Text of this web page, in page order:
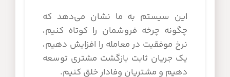
این سیستم به ما نشان می‌دهد که
چگونه چرخه فروشمان را کوتاه کنیم،
نرخ موفقیت در معامله را افزایش دهیم،
یک جریان ثابت بازگشت مشتری توسعه
دهیم و مشتریان وفادار خلق کنیم.